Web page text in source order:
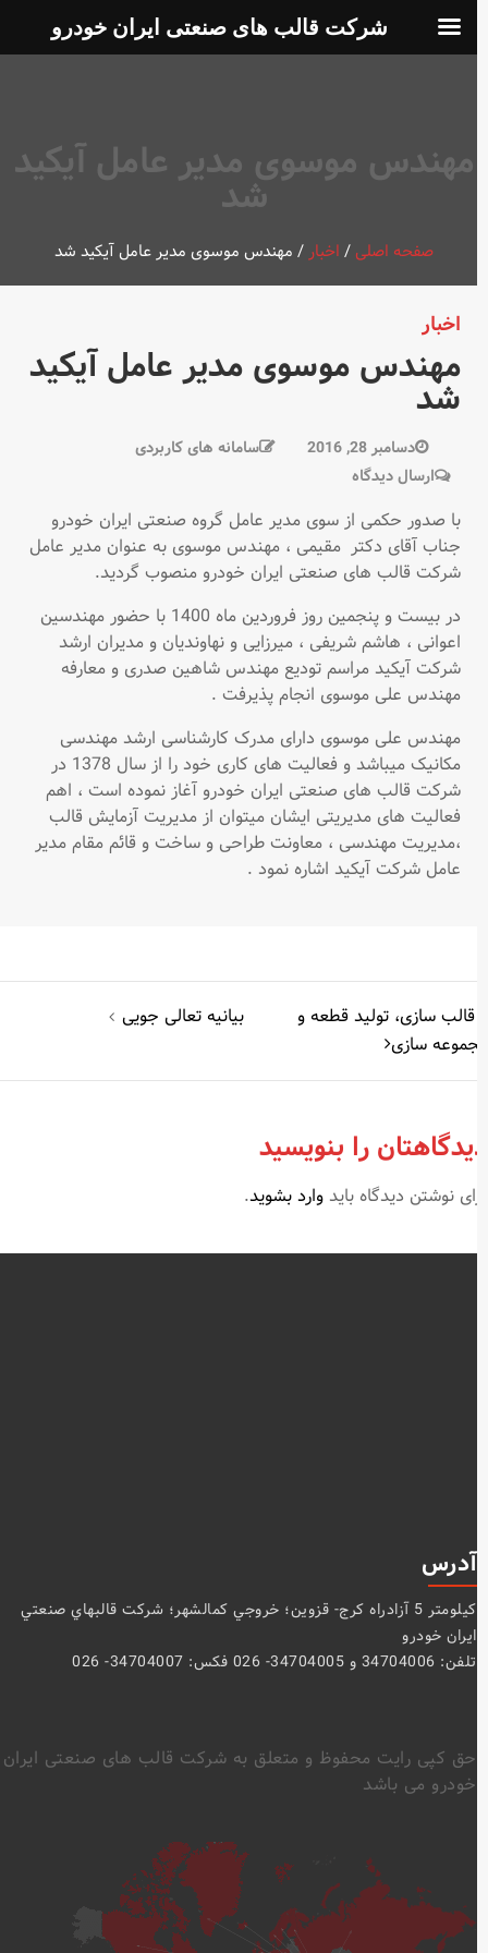
مهندس موسوی مدیر عامل آیکید
شد
صفحه اصلی/اخبار/مهندس موسوی مدیر عامل آیکید شد
اخبار
مهندس موسوی مدیر عامل آیکید
شد
دسامبر 28, 2016
سامانه های کاربردی
ارسال دیدگاهدر
موسوی
مدیر
عامل
شد
با صدور حکمی از سوی مدیر عامل گروه صنعتی ایران خودرو
جناب آقای دکتر مقیمی ، مهندس موسوی به عنوان مدیر عامل
شرکت قالب های صنعتی ایران خودرو منصوب گردید.
در بیست و پنجمین روز فروردین ماه 1400 با حضور مهندسین
اعوانی ، هاشم شریفی ، میرزایی و نهاوندیان و مدیران ارشد
شرکت آیکید مراسم تودیع مهندس شاهین صدری و معارفه
مهندس علی موسوی انجام پذیرفت .
مهندس علی موسوی دارای مدرک کارشناسی ارشد مهندسی
مکانیک می­باشد و فعالیت های کاری خود را از سال 1378 در
شرکت قالب های صنعتی ایران خودرو آغاز نموده است ، اهم
فعالیت های مدیریتی ایشان میتوان از مدیریت آزمایش قالب
،مدیریت مهندسی ، معاونت طراحی و ساخت و قائم مقام مدیر
عامل شرکت آیکید اشاره نمود .
بیانیه تعالی جویی
قالب سازی، تولید قطعه و
سازی
را بنویسید
نوشتن دیدگاه بایدوارد بشوید.
آدرس
كيلومتر 5 آزادراه كرج- قزوين؛ خروجي كمالشهر؛ شركت قالبهاي صنعتي
ايران خودرو
تلفن: 34704006 و 34704005- 026 فکس: 34704007- 026
حق کپی رایت محفوظ و متعلق به شرکت قالب های صنعتی ایران
خودرو می باشد
شرکت قالب های صنعتی ایران خودرو